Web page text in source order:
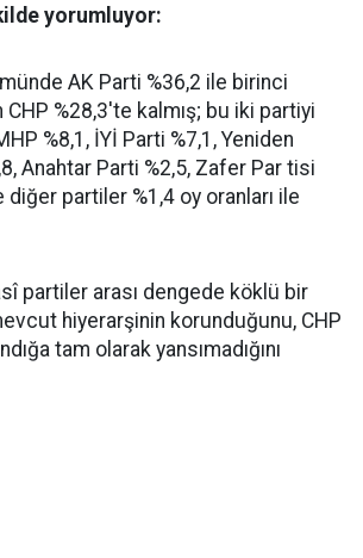
yorumluyor:
AK Parti %36,2 ile birinci
CHP %28,3'te kalmış; bu iki partiyi
%8,1, İYİ Parti %7,1, Yeniden
Anahtar Parti %2,5, Zafer Par tisi
diğer partiler %1,4 oy oranları ile
partiler arası dengede köklü bir
hiyerarşinin korunduğunu, CHP
tam olarak yansımadığını